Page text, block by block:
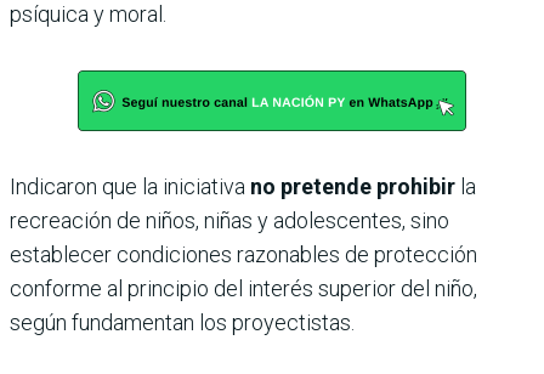
psíquica y moral.
Indicaron que la iniciativa no pretende prohibir la
recreación de niños, niñas y adolescentes, sino
establecer condiciones razonables de protección
conforme al principio del interés superior del niño,
según fundamentan los proyectistas.